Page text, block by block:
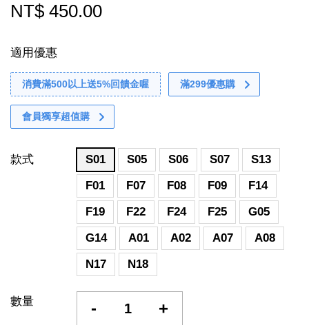
NT$ 450.00
適用優惠
消費滿500以上送5%回饋金喔 滿299優惠購
會員獨享超值購
款式 S01 S05 S06 S07
S13
F01
F07 F08 F09
F14
F19
F22 F24 F25
G05
G14
A01 A02 A07
A08
N17
N18
數量 - +